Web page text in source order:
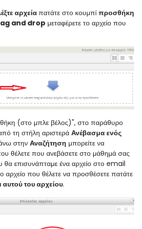
αρχείαπατάτε στο κουμπί προσθήκη
and drop μεταφέρετε το αρχείο που
(στο μπλε βέλος)", στο παράθυρο
τη στήλη αριστερά Ανέβασμα ενός
στην Αναζήτηση μπορείτε να
θέλετε που ανεβάσετε στο μάθημά σας
θα επισυνάπταμε ένα αρχείο στο email
αρχείο που θέλετε να προσθέσετε πατάτε
του αρχείου.